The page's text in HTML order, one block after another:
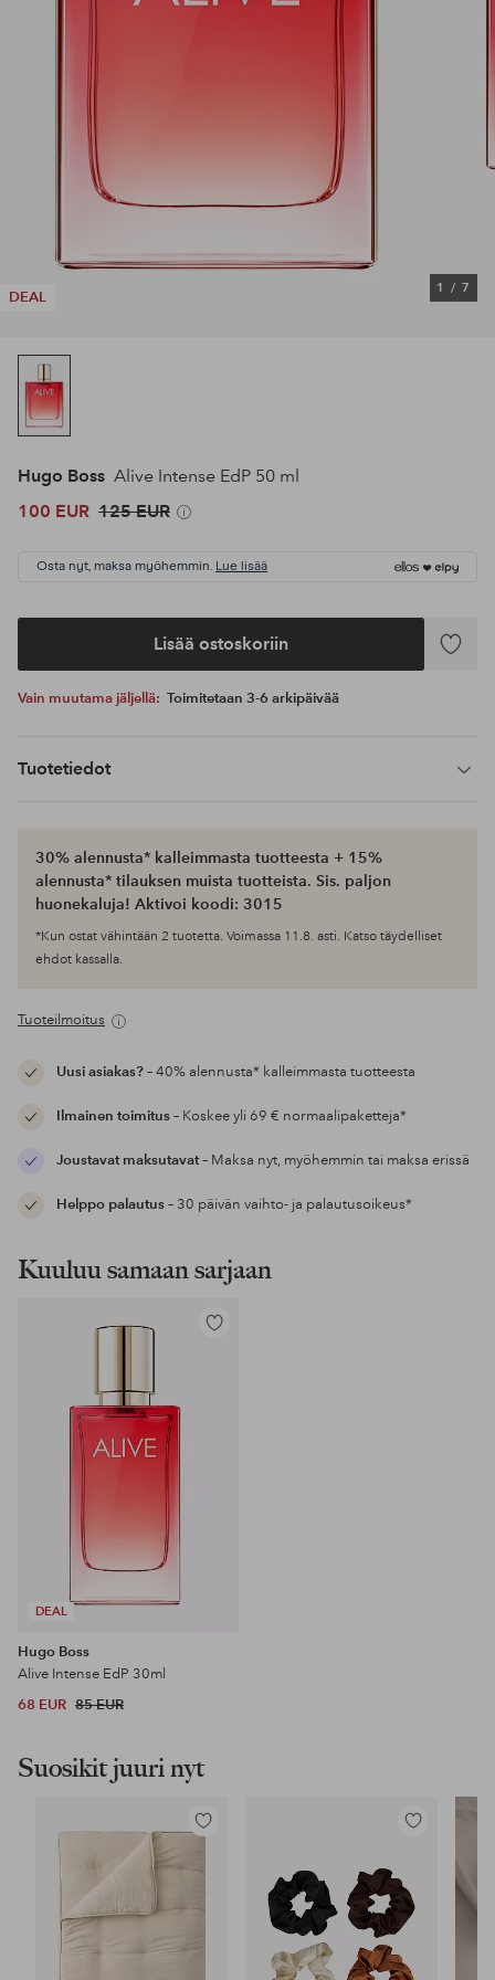
DEAL
1 / 7
Hugo Boss Alive Intense EdP 50 ml
100 EUR 125 EUR
Osta nyt, maksa myöhemmin. Lue lisää
Lisää ostoskoriin
Lisää
Vain muutama jäljellä: Toimitetaan 3-6 arkipäivää
Tuotetiedot
30% alennusta* kalleimmasta tuotteesta + 15%
alennusta* tilauksen muista tuotteista. Sis. paljon
huonekaluja! Aktivoi koodi: 3015
*Kun ostat vähintään 2 tuotetta. Voimassa 11.8. asti. Katso täydelliset
ehdot kassalla.
Tuoteilmoitus
Uusi asiakas?– 40% alennusta* kalleimmasta tuotteesta
Ilmainen toimitus– Koskee yli 69 € normaalipaketteja*
Joustavat maksutavat– Maksa nyt, myöhemmin tai maksa erissä
Helppo palautus– 30 päivän vaihto- ja palautusoikeus*
Kuuluu samaan sarjaan
DEAL
Lisää
Hugo Boss
Alive Intense EdP 30ml
68 EUR 85 EUR
Suosikit juuri nyt
Lisää
Lisää